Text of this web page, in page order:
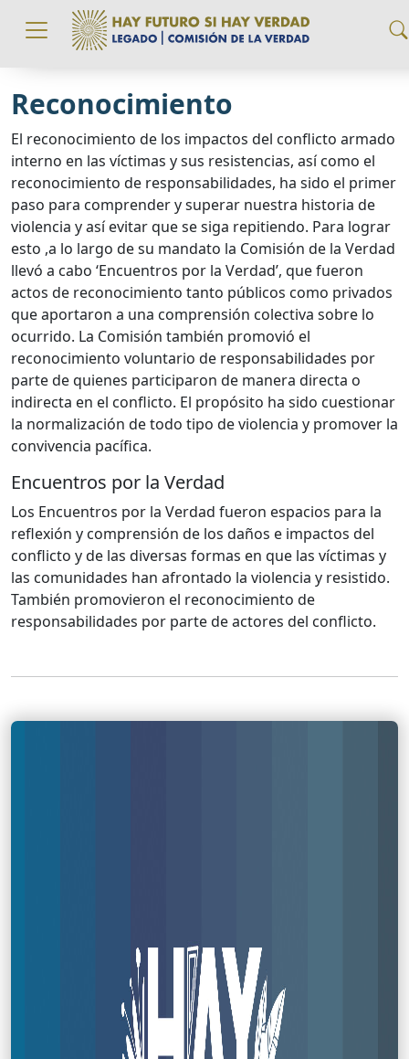
Pasar al contenido principal
Reconocimiento
El reconocimiento de los impactos del conflicto armado
interno en las víctimas y sus resistencias, así como el
reconocimiento de responsabilidades, ha sido el primer
paso para comprender y superar nuestra historia de
violencia y así evitar que se siga repitiendo. Para lograr
esto ,a lo largo de su mandato la Comisión de la Verdad
llevó a cabo ‘Encuentros por la Verdad’, que fueron
actos de reconocimiento tanto públicos como privados
que aportaron a una comprensión colectiva sobre lo
ocurrido. La Comisión también promovió el
reconocimiento voluntario de responsabilidades por
parte de quienes participaron de manera directa o
indirecta en el conflicto. El propósito ha sido cuestionar
la normalización de todo tipo de violencia y promover la
convivencia pacífica.
Encuentros por la Verdad
Los Encuentros por la Verdad fueron espacios para la
reflexión y comprensión de los daños e impactos del
conflicto y de las diversas formas en que las víctimas y
las comunidades han afrontado la violencia y resistido.
También promovieron el reconocimiento de
responsabilidades por parte de actores del conflicto.